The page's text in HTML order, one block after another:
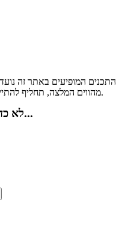
התכנים המופיעים באתר זה
מהווים המלצה, תחליף להתייעצות עם מומחה או קבלת ייעוץ רפואי.
לא כדאי לפספס...